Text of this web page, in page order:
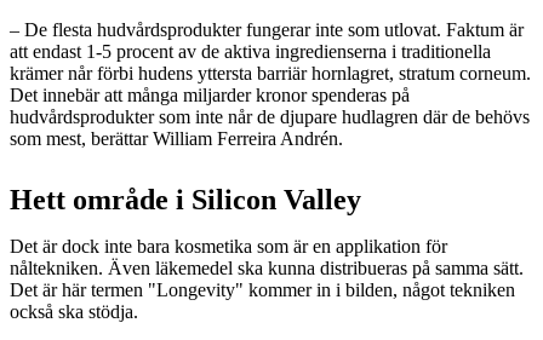
– De flesta hudvårdsprodukter fungerar inte som utlovat. Faktum är
att endast 1-5 procent av de aktiva ingredienserna i traditionella
krämer når förbi hudens yttersta barriär hornlagret, stratum corneum.
Det innebär att många miljarder kronor spenderas på
hudvårdsprodukter som inte når de djupare hudlagren där de behövs
som mest, berättar William Ferreira Andrén.
Hett område i Silicon Valley
Det är dock inte bara kosmetika som är en applikation för
nåltekniken. Även läkemedel ska kunna distribueras på samma sätt.
Det är här termen "Longevity" kommer in i bilden, något tekniken
också ska stödja.